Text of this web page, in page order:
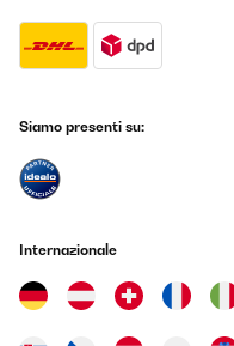
Siamo presenti su:
Internazionale